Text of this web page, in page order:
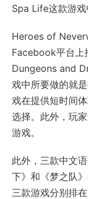
Spa Life这款游戏
Heroes of
Facebook平台上
Dungeons and
戏中所要做的就
戏在提供短时间
选择。此外，玩
游戏。
此外，三款中文
下》和《梦之队
三款游戏分别排